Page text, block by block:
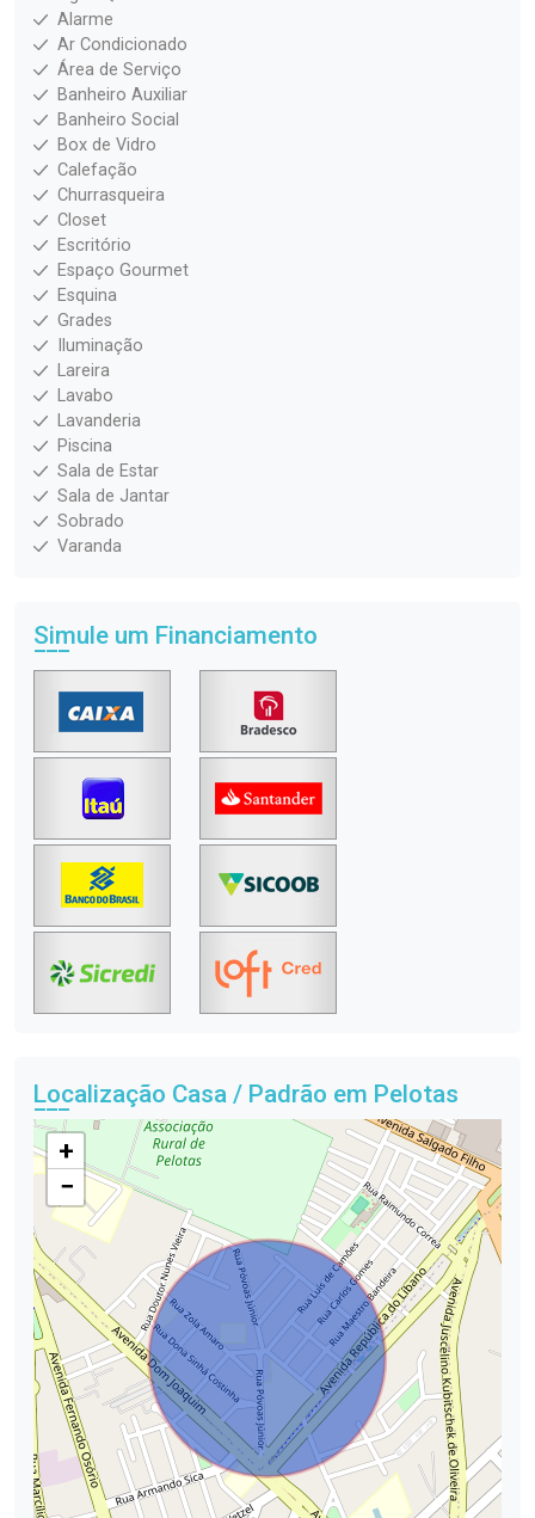
Alarme
Ar Condicionado
Área de Serviço
Banheiro Auxiliar
Banheiro Social
Box de Vidro
Calefação
Churrasqueira
Closet
Escritório
Espaço Gourmet
Esquina
Grades
Iluminação
Lareira
Lavabo
Lavanderia
Piscina
Sala de Estar
Sala de Jantar
Sobrado
Varanda
Simule um Financiamento
Localização Casa / Padrão em Pelotas
+
−